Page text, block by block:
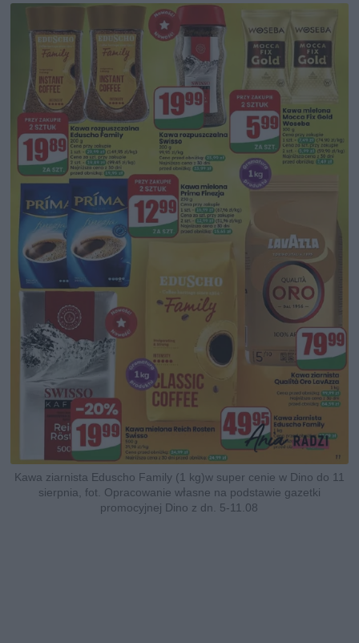
Kawa ziarnista Eduscho Family (1 kg)w super cenie w Dino do 11
sierpnia, fot. Opracowanie własne na podstawie gazetki
promocyjnej Dino z dn. 5-11.08